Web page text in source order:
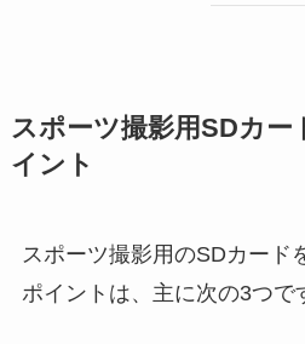
スポーツ撮影用SDカ
イント
スポーツ撮影用のSDカード
ポイントは、主に次の3つで